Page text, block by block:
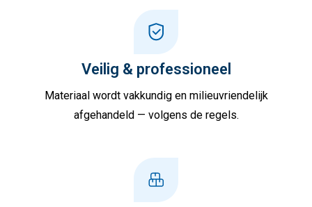
Veilig & professioneel
Materiaal wordt vakkundig en milieuvriendelijk
afgehandeld — volgens de regels.